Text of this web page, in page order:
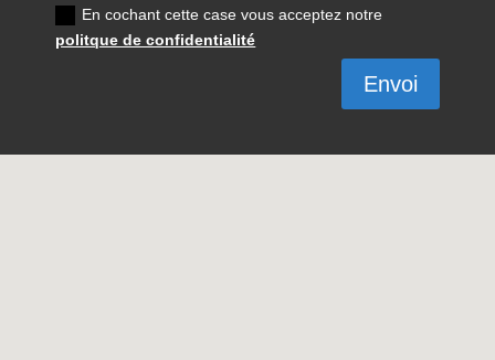
En cochant cette case vous acceptez notre
politque de confidentialité
Envoi